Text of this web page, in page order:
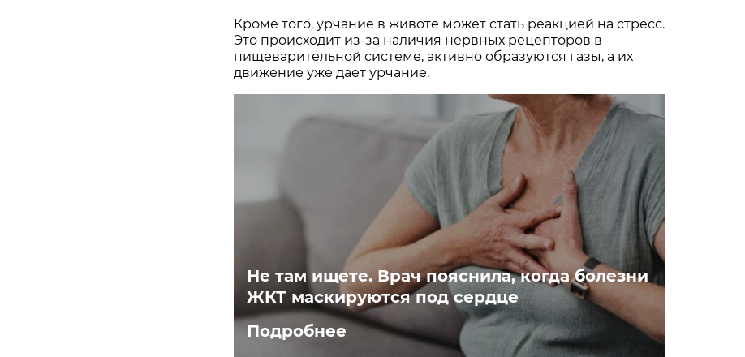
Кроме того, урчание в животе может стать реакцией на стресс.
Это происходит из-за наличия нервных рецепторов в
пищеварительной системе, активно образуются газы, а их
движение уже дает урчание.
Не там ищете. Врач пояснила, когда болезни
ЖКТ маскируются под сердце
Подробнее